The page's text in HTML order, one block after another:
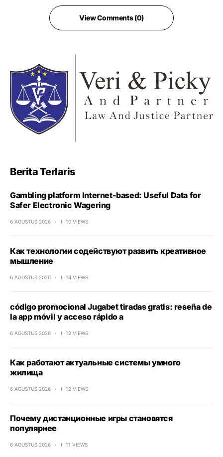
View Comments (0)
Berita Terlaris
Gambling platform Internet-based: Useful Data for
Safer Electronic Wagering
6 AGUSTUS 2026 10 VIEWS
Как технологии содействуют развить креативное
мышление
6 AGUSTUS 2026 14 VIEWS
código promocional Jugabet tiradas gratis: reseña de
la app móvil y acceso rápido a
6 AGUSTUS 2026 12 VIEWS
Как работают актуальные системы умного
жилища
6 AGUSTUS 2026 12 VIEWS
Почему дистанционные игры становятся
популярнее
6 AGUSTUS 2026 11 VIEWS